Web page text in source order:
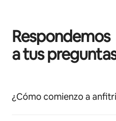
Respondemos
a tus
¿Cómo comienzo a